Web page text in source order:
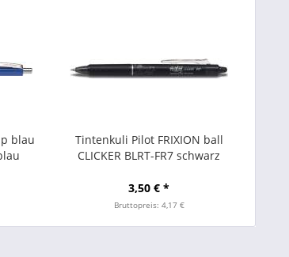
blau
Tintenkuli Pilot FRIXION ball
CLICKER BLRT-FR7 schwarz
3,50 € *
Bruttopreis: 4,17 €